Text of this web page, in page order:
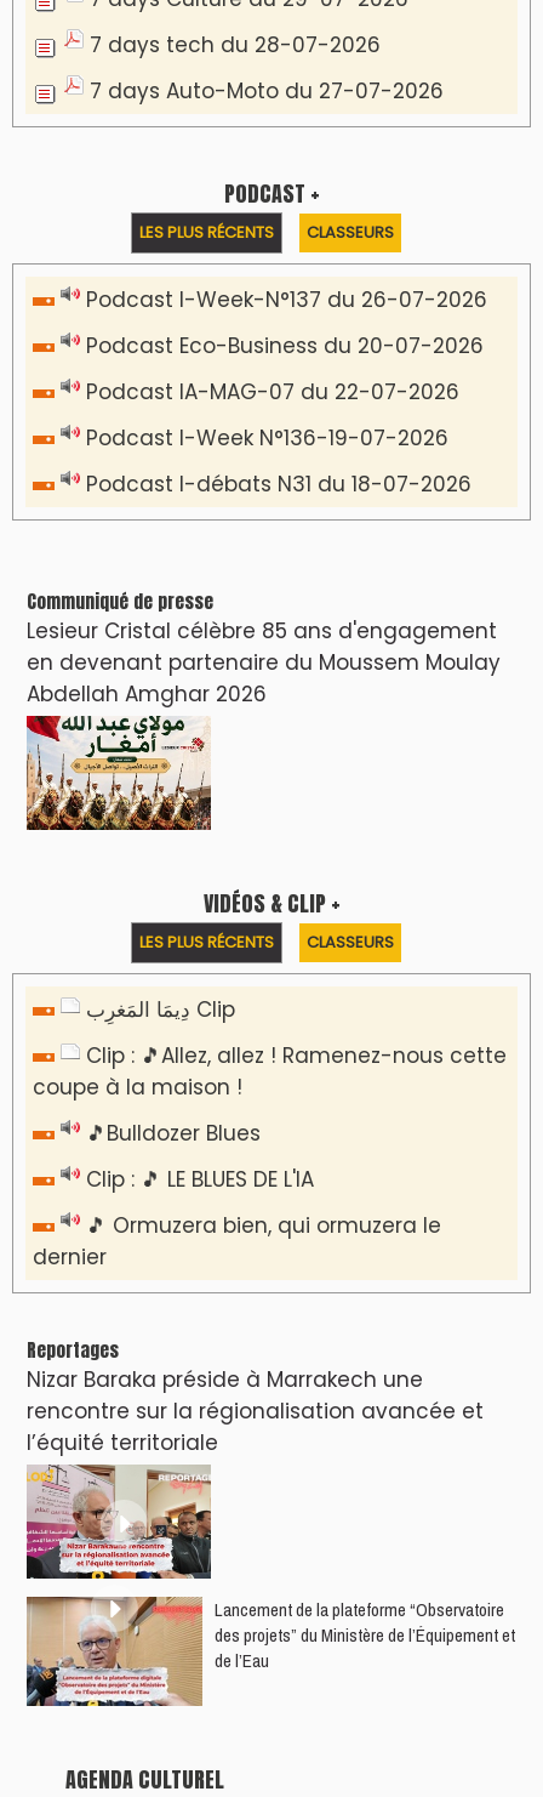
7 days tech du 28-07-2026
7 days Auto-Moto du 27-07-2026
PODCAST +
LES PLUS RÉCENTS CLASSEURS
Podcast I-Week-N°137 du 26-07-2026
Podcast Eco-Business du 20-07-2026
Podcast IA-MAG-07 du 22-07-2026
Podcast I-Week N°136-19-07-2026
Podcast I-débats N31 du 18-07-2026
Communiqué de presse
Lesieur Cristal célèbre 85 ans d'engagement
en devenant partenaire du Moussem Moulay
Abdellah Amghar 2026
VIDÉOS & CLIP +
LES PLUS RÉCENTS CLASSEURS
دِيمَا المَغرِب Clip
Clip : 🎵Allez, allez ! Ramenez-nous cette
coupe à la maison !
🎵Bulldozer Blues
Clip : 🎵 LE BLUES DE L'IA
🎵 Ormuzera bien, qui ormuzera le
dernier
Reportages
Nizar Baraka préside à Marrakech une
rencontre sur la régionalisation avancée et
l’équité territoriale
​Lancement de la plateforme “Observatoire
des projets” du Ministère de l’Équipement et
de l’Eau
AGENDA CULTUREL